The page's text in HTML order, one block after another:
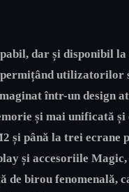
dar și disponibil
utilizatorilor
într-un design
și mai unificată
și până la trei ecrane
și accesoriile
de birou fenomenală,